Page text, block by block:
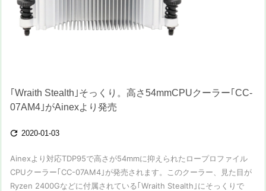
｢Wraith Stealth｣そっくり。高さ54mmCPUクーラー｢CC-
07AM4｣がAinexより発売
 2020-01-03
Ainexより対応TDP95で高さが54mmに抑えられたロープロファイル
CPUクーラー｢CC-07AM4｣が発売されます。このクーラー、見た目が
Ryzen 2400Gなどに付属されている｢Wraith Stealth｣にそっくりで